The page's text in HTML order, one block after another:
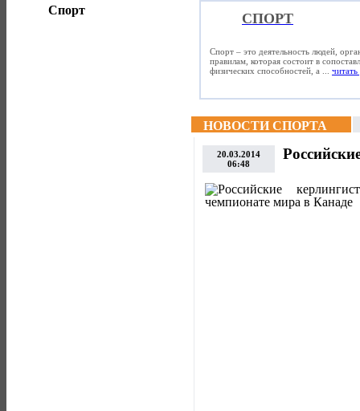
Спорт
СПОРТ
Спорт – это деятельность людей,
правилам, которая состоит в
физических способностей, а ... читать
НОВОСТИ СПОРТА
20.03.2014
06:48